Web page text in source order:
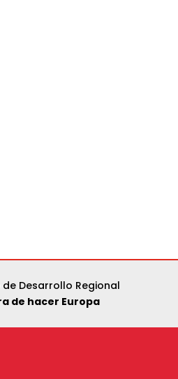
de Desarrollo Regional
de hacer Europa